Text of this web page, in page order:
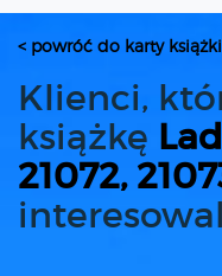
< powróć do karty książki
Klienci,
książkę
21072,